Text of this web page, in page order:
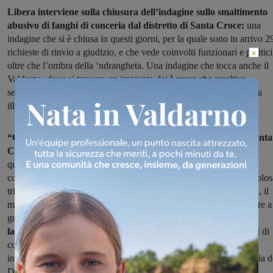
Libera interviene sulla chiusura dell’indagine sullo smaltimento
abusivo di fanghi di conceria dal distretto di Santa Croce: una
indagine che si è chiusa in questi giorni, per la quale sono in arrivo
richieste di rinvio a giudizio, e che vede coinvolti funzionari e
oltre che l’ombra della ‘ndrangheta. Una indagine che tocca anche il
Valdarno, dove si trovava un impianto dei Lerose che smaltiva,
secondo quanto ricostruito dalle indagini, proprio il keu in maniera
illegale.
“Gli esiti delle indagini preliminari dell’Operazione Keu di Santa
Croce sull’Arno ci sembrano molto inquietantie confermano
quanto dichiarato a suo tempo da Libera Toscana tramite i propri
coordinamenti di Pisa e del Valdarno. Siamo di fronte a una
triangolazione fra una parte delle grandi reti produttive e aziendali, il
mondo politico e le organizzazioni criminali e non possiamo restare a
guardare”.Andrea Bigalli, referente di Libera per
la Toscana, commenta così la notizia della chiusura con 29 avvisi di
conclusione propedeutici alla richiesta di rinvio a giudizio, delle
indagini preliminari sullo smaltimento abusivo di fanghi di conceria
×